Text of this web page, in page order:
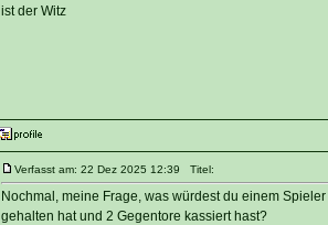
ist der Witz
Verfasst am: 22 Dez 2025 12:39 Titel:
Nochmal, meine Frage, was würdest du einem
gehalten hat und 2 Gegentore kassiert hast?